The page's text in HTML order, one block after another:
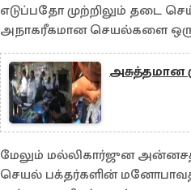
எடுப்பதோ முற்றிலும் தடை
அநாகரீகமான செயல்களை
அசுத்தமான
மேலும் மல்லிகார்ஜுன
செயல் பக்தர்களின்